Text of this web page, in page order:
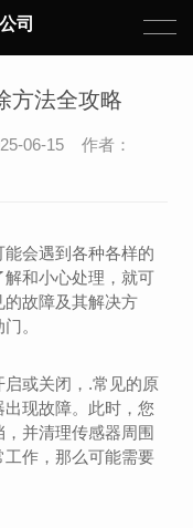
司
方法全攻略
06-15 作者：
会遇到各种各样的
和小心处理，就可
的故障及其解决方
。
或关闭，.常见的原
现故障。此时，您
并清理传感器周围
作，那么可能需要